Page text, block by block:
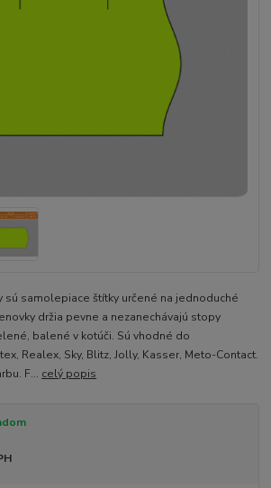
sú samolepiace štítky určené na jednoduché
držia pevne a nezanechávajú stopy
balené v kotúči. Sú vhodné do
Realex, Sky, Blitz, Jolly, Kasser, Meto-Contact.
F... celý popis